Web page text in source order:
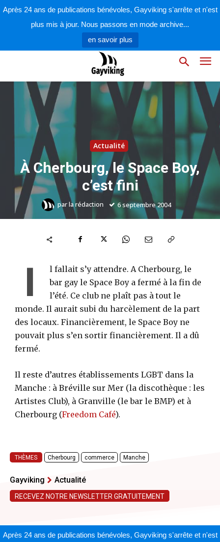
Après 24 ans de publications bénévoles, Gayviking s'arrête et n'est
plus mis à jour. Nous passons en mode archive...
en savoir plus
Actualité
À Cherbourg, le Space Boy,
c’est fini
parla rédaction 6 septembre 2004
I
l fallait s’y attendre. A Cherbourg, le
bar gay le Space Boy a fermé à la fin de
l’été. Ce club ne plaît pas à tout le
monde. Il aurait subi du harcèlement de la part
des locaux. Financièrement, le Space Boy ne
pouvait plus s’en sortir financièrement. Il a dû
fermé.
Il reste d’autres établissements LGBT dans la
Manche : à Bréville sur Mer (la discothèque : les
Artistes Club), à Granville (le bar le BMP) et à
Cherbourg (Freedom Café).
THÈMES Cherbourg commerce Manche
Gayviking Actualité
RECEVEZ NOTRE NEWSLETTER GRATUITEMENT